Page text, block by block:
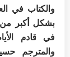
والكتاب في
بشكل أكبر من
في قادم
والمترجم